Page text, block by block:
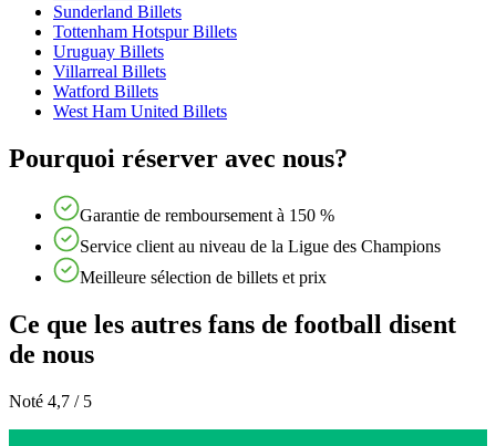
Sunderland Billets
Tottenham Hotspur Billets
Uruguay Billets
Villarreal Billets
Watford Billets
West Ham United Billets
Pourquoi réserver avec nous?
Garantie de remboursement à 150 %
Service client au niveau de la Ligue des Champions
Meilleure sélection de billets et prix
Ce que les autres fans de football disent
de nous
Noté 4,7 / 5